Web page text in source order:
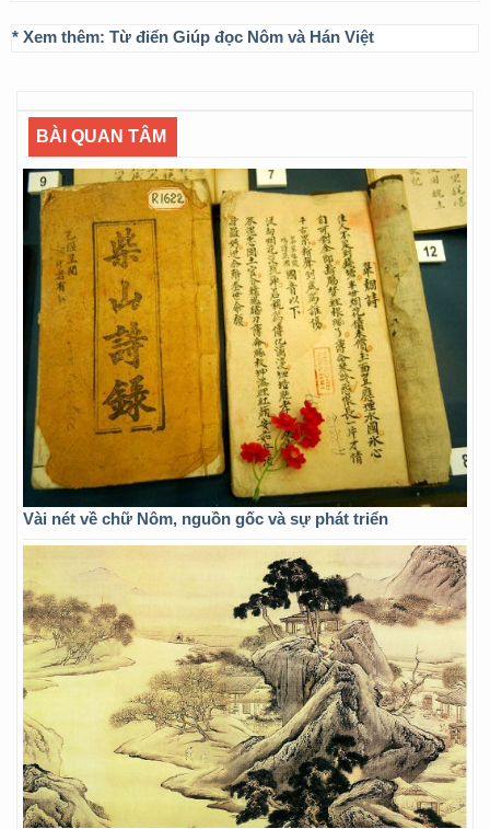
* Xem thêm: Từ điển Giúp đọc Nôm và Hán Việt
BÀI QUAN TÂM
Vài nét về chữ Nôm, nguồn gốc và sự phát triển